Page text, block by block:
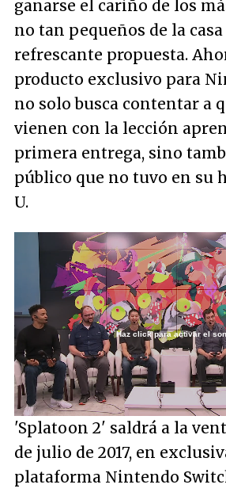
ganarse el cariño de los
no tan pequeños de la
refrescante propuesta.
producto exclusivo para
no solo busca contentar a
vienen con la lección
primera entrega, sino
público que no tuvo en su
U.
Unmute /
Loaded :
1.61%
Haz click para activar el
'Splatoon 2' saldrá a la
de julio de 2017, en
plataforma Nintendo